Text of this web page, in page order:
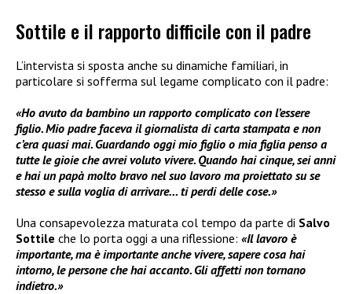
Sottile e il rapporto difficile con il padre
L’intervista si sposta anche su dinamiche familiari, in
particolare si sofferma sul legame complicato con il padre:
«Ho avuto da bambino un rapporto complicato con l’essere
figlio. Mio padre faceva il giornalista di carta stampata e non
c’era quasi mai. Guardando oggi mio figlio o mia figlia penso a
tutte le gioie che avrei voluto vivere. Quando hai cinque, sei anni
e hai un papà molto bravo nel suo lavoro ma proiettato su se
stesso e sulla voglia di arrivare… ti perdi delle cose.»
Una consapevolezza maturata col tempo da parte di Salvo
Sottile che lo porta oggi a una riflessione: «Il lavoro è
importante, ma è importante anche vivere, sapere cosa hai
intorno, le persone che hai accanto. Gli affetti non tornano
indietro.»